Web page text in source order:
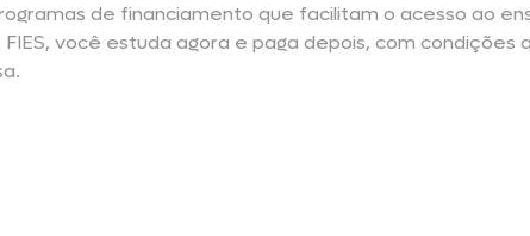
de financiamento que facilitam o acesso ao
você estuda agora e paga depois, com condições